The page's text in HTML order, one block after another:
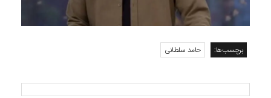
برچسب‌ها: حامد سلطانی